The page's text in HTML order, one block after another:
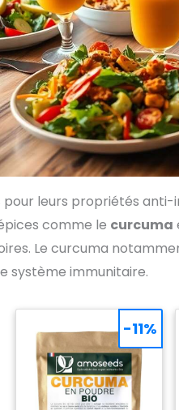
pour leurs propriétés
comme le curcuma
Le curcuma
système immunitaire.
-11%